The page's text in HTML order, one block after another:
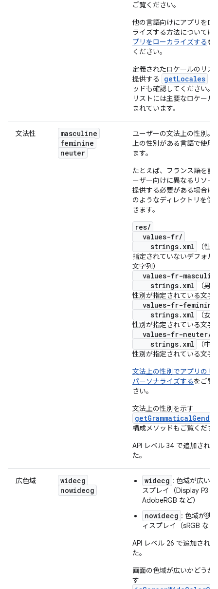
ご覧ください。
他の言語向けにアプリをロ
ライズする方法については
プリをローカライズするを
ください。
定義されたロケールのリス
提供する
getLocales
ッドも確認してください。
リストには主要なロケール
まれています。
文法性
masculine
feminine
neuter
ユーザーの文法上の性別。
上の性別がある言語で使用
ます。
たとえば、フランス語を話
ーザー向けに異なるリソー
提供する必要がある場合は
のようなディレクトリを使
きます。
res/
values-fr/
strings.xml
（性
指定されていないデフォル
文字列）
values-fr-
strings.xml
（男
性別が指定されている文字
values-fr-
strings.xml
（女
性別が指定されている文字
values-fr-neuter/
strings.xml
（中
性別が指定されている文字
文法上の性別でアプリの UI
パーソナライズするをご覧
さい。
文法上の性別を示す
getGrammaticalGender
構成メソッドもご覧くださ
API レベル 34 で追加され
た。
広色域
widecg
nowidecg
widecg : 色域が広い
スプレイ（Display P3 や
AdobeRGB など）
nowidecg : 色域が狭
ィスプレイ（sRGB など
API レベル 26 で追加され
た。
画面の色域が広いかどうか
す